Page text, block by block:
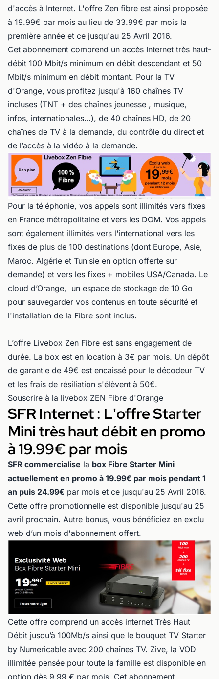
d'accès à Internet. L'offre Zen fibre est ainsi proposée
à 19.99€ par mois au lieu de 33.99€ par mois la
première année et ce jusqu'au 25 Avril 2016.
Cet abonnement comprend un accès Internet très haut-
débit 100 Mbit/s minimum en débit descendant et 50
Mbit/s minimum en débit montant. Pour la TV
d'Orange, vous profitez jusqu'à 160 chaînes TV
incluses (TNT + des chaînes jeunesse , musique,
infos, internationales…), de 40 chaînes HD, de 20
chaînes de TV à la demande, du contrôle du direct et
de l’accès à la vidéo à la demande.
Pour la téléphonie, vos appels sont illimités vers fixes
en France métropolitaine et vers les DOM. Vos appels
sont également illimités vers l'international vers les
fixes de plus de 100 destinations (dont Europe, Asie,
Maroc. Algérie et Tunisie en option offerte sur
demande) et vers les fixes + mobiles USA/Canada. Le
cloud d’Orange, un espace de stockage de 10 Go
pour sauvegarder vos contenus en toute sécurité et
l'installation de la Fibre sont inclus.
L’offre Livebox Zen Fibre est sans engagement de
durée. La box est en location à 3€ par mois. Un dépôt
de garantie de 49€ est encaissé pour le décodeur TV
et les frais de résiliation s'élèvent à 50€.
Souscrire à la livebox ZEN Fibre d'Orange
SFR Internet : L'offre Starter
Mini très haut débit en promo
à 19.99€ par mois
SFR commercialise la box Fibre Starter Mini
actuellement en promo à 19.99€ par mois pendant 1
an puis 24.99€ par mois et ce jusqu'au 25 Avril 2016.
Cette offre promotionnelle est disponible jusqu'au 25
avril prochain. Autre bonus, vous bénéficiez en exclu
web d’un mois d'abonnement offert.
Cette offre comprend un accès internet Très Haut
Débit jusqu’à 100Mb/s ainsi que le bouquet TV Starter
by Numericable avec 200 chaînes TV. Zive, la VOD
illimitée pensée pour toute la famille est disponible en
option dès 9,99 € par mois. Cet abonnement